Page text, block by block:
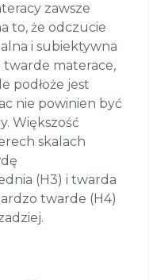
zawsze
to, że odczucie
i subiektywna
twarde materace,
podłoże jest
nie powinien być
Większość
skalach
(H3) i twarda
twarde (H4)